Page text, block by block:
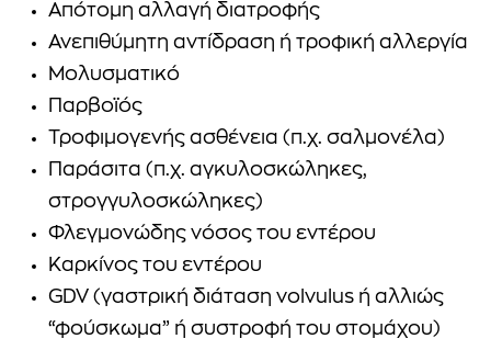
Απότομη αλλαγή διατροφής
Ανεπιθύμητη αντίδραση ή τροφική αλλεργία
Μολυσματικό
Παρβοϊός
Τροφιμογενής ασθένεια (π.χ. σαλμονέλα)
Παράσιτα (π.χ. αγκυλοσκώληκες,
στρογγυλοσκώληκες)
Φλεγμονώδης νόσος του εντέρου
Καρκίνος του εντέρου
GDV (γαστρική διάταση volvulus ή αλλιώς
“φούσκωμα” ή συστροφή του στομάχου)